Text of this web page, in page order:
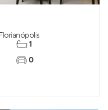
1
0